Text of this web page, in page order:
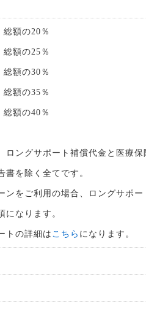
額の20％
額の25％
額の30％
額の35％
額の40％
ロングサポート補償代金と医療保
書を除く全てです。
ンをご利用の場合、ロングサポー
になります。
トの詳細は こちら になります。